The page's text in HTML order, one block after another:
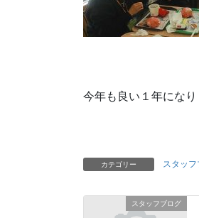
今年も良い１年になり
カテゴリー スタッ
スタッフブログ